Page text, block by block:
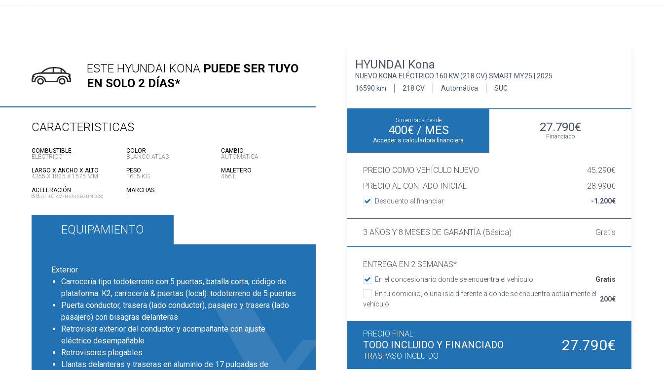
ESTE HYUNDAI KONA PUEDE SER TUYO
EN SOLO 2 DÍAS*
CARACTERISTICAS
COMBUSTIBLE:
ELÉCTRICO
COLOR
BLANCO ATLAS
CAMBIO
AUTOMÁTICA
LARGO X ANCHO X ALTO
4355 X 1825 X 1575 MM
PESO
1615 KG.
MALETERO
466 L
ACELERACIÓN
8.8 (0-100 KM/H EN SEGUNDOS)
MARCHAS:
1
EQUIPAMIENTO
Exterior
Carrocería tipo todoterreno con 5 puertas, batalla corta, código de
plataforma: K2, carrocería & puertas (local): todoterreno de 5 puertas
Puerta conductor, trasera (lado conductor), pasajero y trasera (lado
pasajero) con bisagras delanteras
Retrovisor exterior del conductor y acompañante con ajuste
eléctrico desempañable
Retrovisores plegables
Llantas delanteras y traseras en aluminio de 17 pulgadas de
HYUNDAI Kona
NUEVO KONA ELÉCTRICO 160 KW (218 CV) SMART MY25 | 2025
16590 km
218 CV Automática SUC
Sin entrada desde
400€ / MES
Acceder a calculadora financiera
27.790€
Financiado
PRECIO COMO VEHÍCULO NUEVO
45.290€
PRECIO AL CONTADO INICIAL
28.990€
Descuento al financiar -1.200€
3 AÑOS Y 8 MESES DE GARANTÍA (Básica) Gratis
ENTREGA EN 2 SEMANAS*
En el concesionario donde se encuentra el vehiculo
Gratis
En tu domicilio, o una isla diferente a donde se encuentra actualmente el
vehículo
200€
PRECIO FINAL:
TODO INCLUIDO Y FINANCIADO
TRASPASO INCLUIDO
27.790€